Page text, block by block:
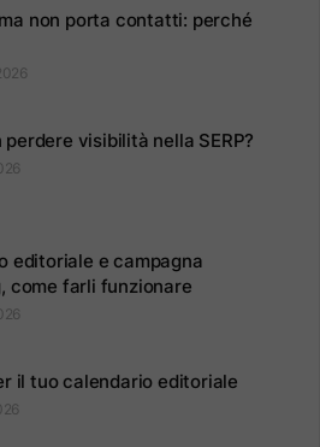
ma non porta contatti: perché
perdere visibilità nella SERP?
editoriale e campagna
come farli funzionare
il tuo calendario editoriale